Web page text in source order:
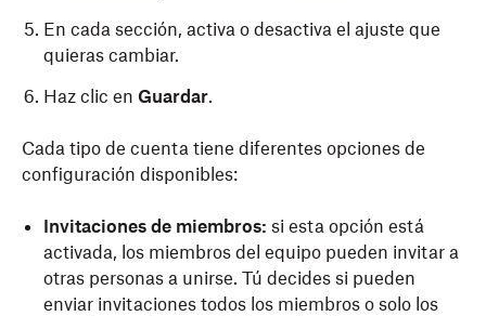
En cada sección, activa o desactiva el ajuste que
quieras cambiar.
Haz clic en Guardar.
Cada tipo de cuenta tiene diferentes opciones de
configuración disponibles:
Invitaciones de miembros: si esta opción está
activada, los miembros del equipo pueden invitar a
otras personas a unirse. Tú decides si pueden
enviar invitaciones todos los miembros o solo los